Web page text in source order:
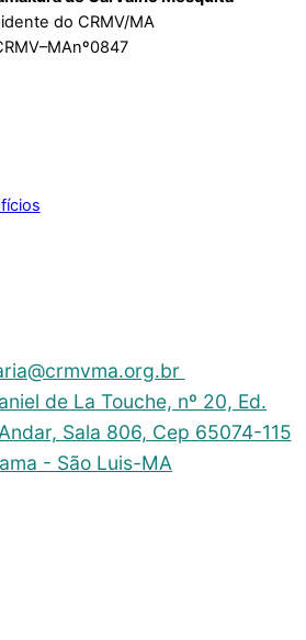
do CRMV/MA
de La Touche, nº 20, Ed.
Sala 806, Cep 65074-115
- São Luis-MA